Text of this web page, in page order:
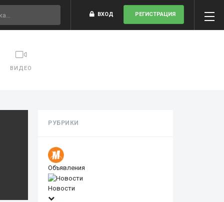
ВХОД РЕГИСТРАЦИЯ
ВИДЕО
РУБРИКИ
Объявления
Новости